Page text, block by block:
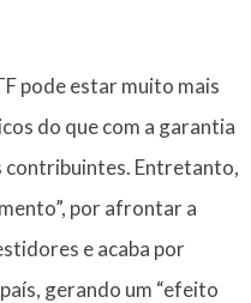
pode estar muito mais
do que com a garantia
Entretanto,
por afrontar a
e acaba por
gerando um “efeito